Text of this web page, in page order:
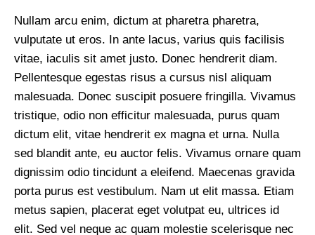
Nullam arcu enim, dictum at pharetra pharetra,
vulputate ut eros. In ante lacus, varius quis facilisis
vitae, iaculis sit amet justo. Donec hendrerit diam.
Pellentesque egestas risus a cursus nisl aliquam
malesuada. Donec suscipit posuere fringilla. Vivamus
tristique, odio non efficitur malesuada, purus quam
dictum elit, vitae hendrerit ex magna et urna. Nulla
sed blandit ante, eu auctor felis. Vivamus ornare quam
dignissim odio tincidunt a eleifend. Maecenas gravida
porta purus est vestibulum. Nam ut elit massa. Etiam
metus sapien, placerat eget volutpat eu, ultrices id
elit. Sed vel neque ac quam molestie scelerisque nec